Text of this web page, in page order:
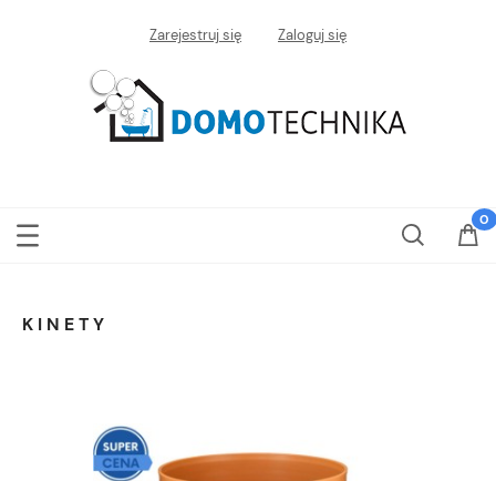
Zarejestruj się Zaloguj się
KINETY